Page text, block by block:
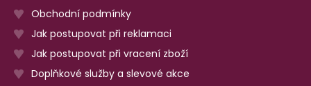
Obchodní podmínky
Jak postupovat při reklamaci
Jak postupovat při vracení zboží
Doplňkové služby a slevové akce